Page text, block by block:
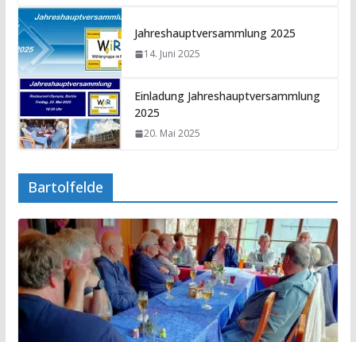
Jahreshauptversammlung 2025
14. Juni 2025
Einladung Jahreshauptversammlung
2025
20. Mai 2025
Bartolfelde